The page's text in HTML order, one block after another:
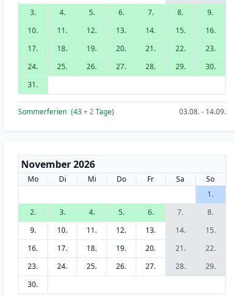
3.
4. 5. 6. 7. 8.
9.
10.
11. 12. 13. 14. 15.
16.
17.
18. 19. 20. 21. 22.
23.
24.
25. 26. 27. 28. 29.
30.
31.
Sommerferien (43+ 2Tage) 03.08. - 14.09.
November 2026
Mo Di Mi Do Fr Sa
So
1.
2.
3. 4. 5. 6. 7.
8.
9.
10. 11. 12. 13. 14.
15.
16.
17. 18. 19. 20. 21.
22.
23.
24. 25. 26. 27. 28.
29.
30.